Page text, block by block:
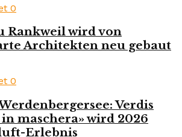
0
Rankweil wird von
Architekten neu gebaut
0
Verdis
maschera» wird 2026
Erlebnis